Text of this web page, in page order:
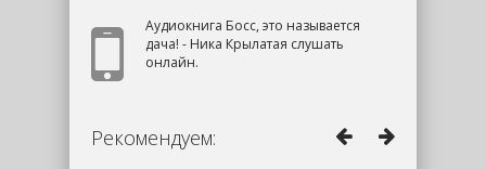
Аудиокнига Босс, это называется
дача! - Ника Крылатая слушать
онлайн.
Рекомендуем: